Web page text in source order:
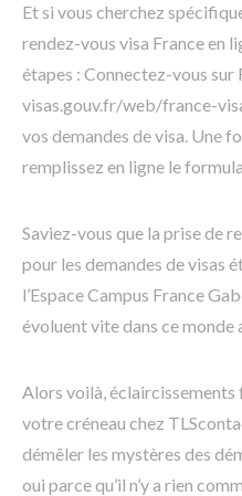
Et si vous cherchez
rendez-vous visa France en
étapes : Connectez-vous sur
visas.gouv.fr/web/france-
vos demandes de visa. Une
remplissez en ligne le
Saviez-vous que la prise de
pour les demandes de visas
l’Espace Campus France
évoluent vite dans ce
Alors voilà,
votre créneau chez
démêler les mystères des
oui parce qu’il n’y a rien